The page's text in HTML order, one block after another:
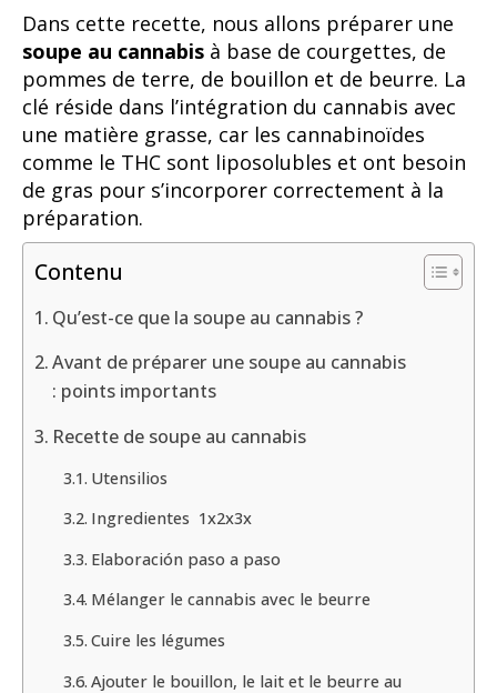
Dans cette recette, nous allons préparer une
soupe au cannabis à base de courgettes, de
pommes de terre, de bouillon et de beurre. La
clé réside dans l’intégration du cannabis avec
une matière grasse, car les cannabinoïdes
comme le THC sont liposolubles et ont besoin
de gras pour s’incorporer correctement à la
préparation.
Contenu
Qu’est-ce que la soupe au cannabis ?
Avant de préparer une soupe au cannabis
: points importants
Recette de soupe au cannabis
Utensilios
Ingredientes 1x2x3x
Elaboración paso a paso
Mélanger le cannabis avec le beurre
Cuire les légumes
Ajouter le bouillon, le lait et le beurre au